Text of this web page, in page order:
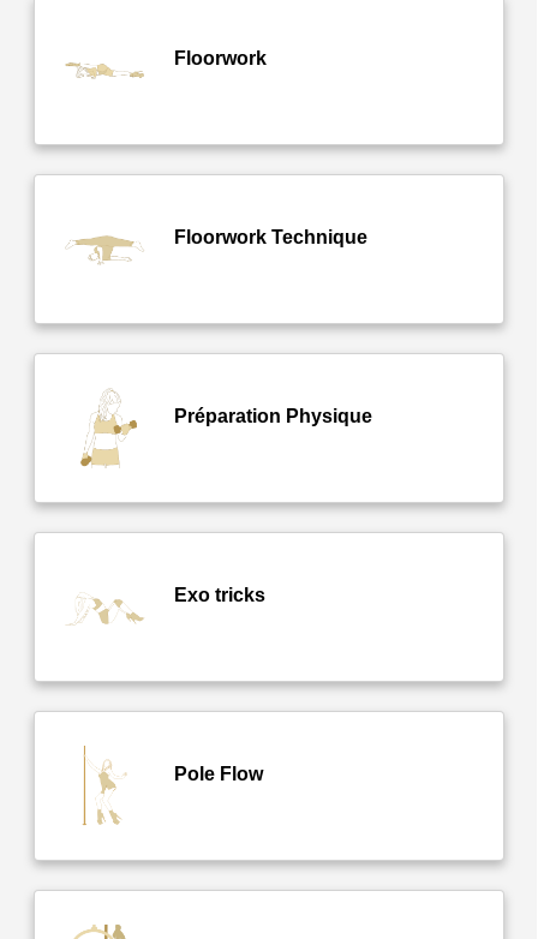
Floorwork
Floorwork Technique
Préparation Physique
Exo tricks
Pole Flow